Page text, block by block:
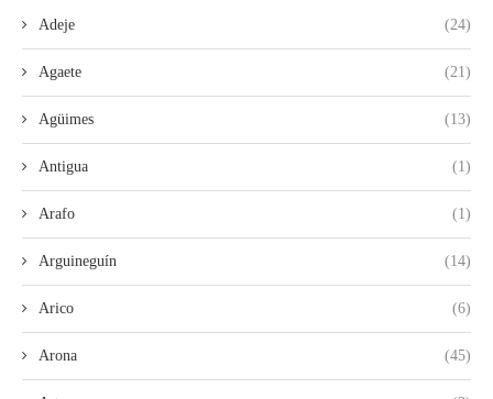
Adeje (24)
Agaete (21)
Agüimes (13)
Antigua (1)
Arafo (1)
Arguineguín (14)
Arico (6)
Arona (45)